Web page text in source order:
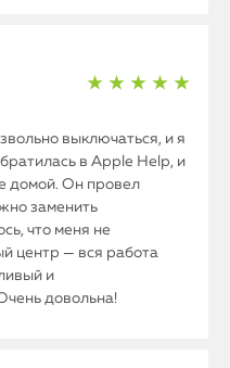
★ ★ ★ ★ ★
выключаться, и я
в Apple Help, и
домой. Он провел
заменить
что меня не
центр — вся работа
и
довольна!